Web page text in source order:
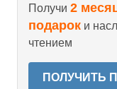
Получи 2
подарок и
чтением
ПОЛУЧИТЬ